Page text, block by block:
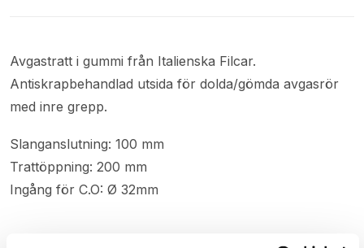
Avgastratt i gummi från Italienska Filcar.
Antiskrapbehandlad utsida för dolda/gömda avgasrör
med inre grepp.
Slanganslutning: 100 mm
Trattöppning: 200 mm
Ingång för C.O: Ø 32mm